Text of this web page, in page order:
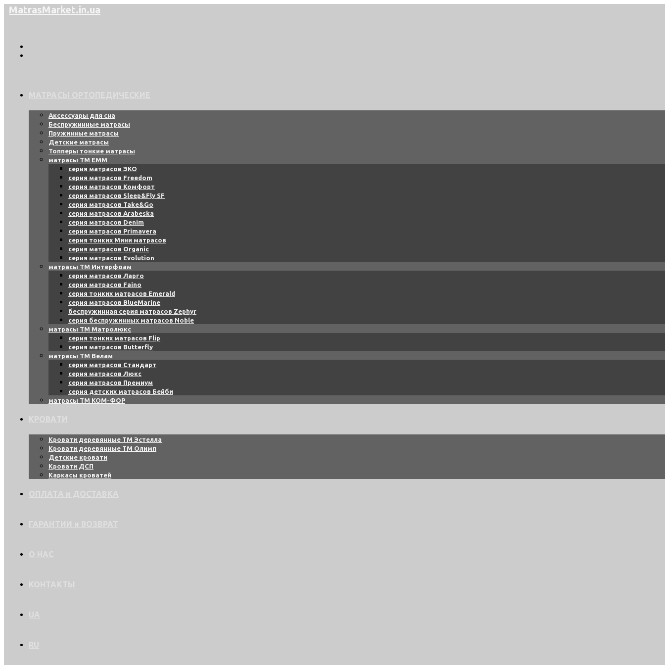
Перейти
MatrasMarket.in.ua
Аксессуары для сна
Беспружинные матрасы
Пружинные матрасы
Детские матрасы
Топперы тонкие матрасы
матрасы ТМ ЕММ
серия матрасов ЭКО
серия матрасов Freedom
серия матрасов Комфорт
серия матрасов Sleep&Fly SF
серия матрасов Take&Go
серия матрасов Arabeska
серия матрасов Denim
серия матрасов Primavera
серия тонких Мини матрасов
серия матрасов Organic
серия матрасов Evolution
матрасы ТМ Интерфоам
серия матрасов Ларго
серия матрасов Faino
серия тонких матрасов Emerald
серия матрасов BlueMarine
беспружинная серия матрасов Zephyr
серия беспружинных матрасов Noble
матрасы ТМ Матролюкс
серия тонких матрасов Flip
серия матрасов Butterfly
матрасы ТМ Велам
серия матрасов Стандарт
серия матрасов Люкс
серия матрасов Премиум
серия детских матрасов Бейби
матрасы ТМ КОМ-ФОР
Кровати деревянные ТМ Эстелла
Кровати деревянные ТМ Олимп
Детские кровати
Кровати ДСП
Каркасы кроватей